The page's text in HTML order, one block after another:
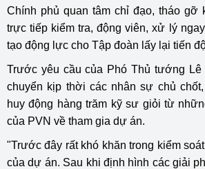
Chính phủ quan tâm chỉ đạo, tháo gỡ
trực tiếp kiểm tra, động viên, xử lý
tạo động lực cho Tập đoàn lấy lại tiến
Trước yêu cầu của Phó Thủ tướng Lê
chuyển kịp thời các nhân sự chủ
huy động hàng trăm kỹ sư giỏi từ
của PVN về tham gia dự án.
"Trước đây rất khó khăn trong kiểm
của dự án. Sau khi định hình các giải